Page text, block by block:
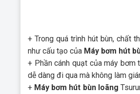
+ Trong quá trình hút bùn, chất
như cấu tạo của Máy bơm hút
+ Phần cánh quạt của máy
dễ dàng đi qua mà không làm
+ Máy bơm hút bùn loãng